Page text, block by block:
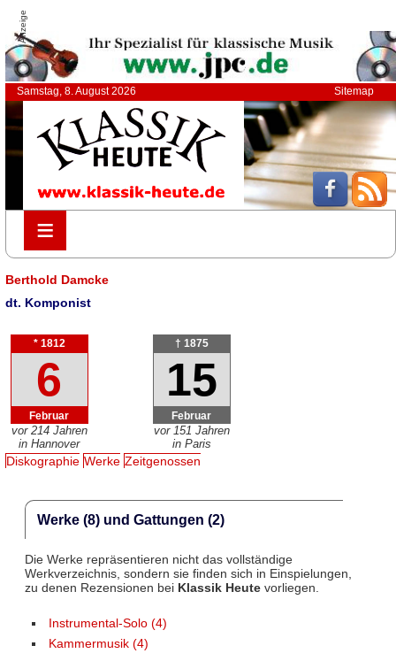
Anzeige
Samstag, 8. August 2026 Sitemap
≡
≡
Berthold Damcke
dt. Komponist
* 1812
6
Februar
vor 214 Jahren
in Hannover
† 1875
15
Februar
vor 151 Jahren
in Paris
Diskographie Werke Zeitgenossen
Werke (8) und Gattungen (2)
Die Werke repräsentieren nicht das vollständige
Werkverzeichnis, sondern sie finden sich in Einspielungen,
zu denen Rezensionen bei Klassik Heutevorliegen.
Instrumental-Solo (4)
Kammermusik (4)